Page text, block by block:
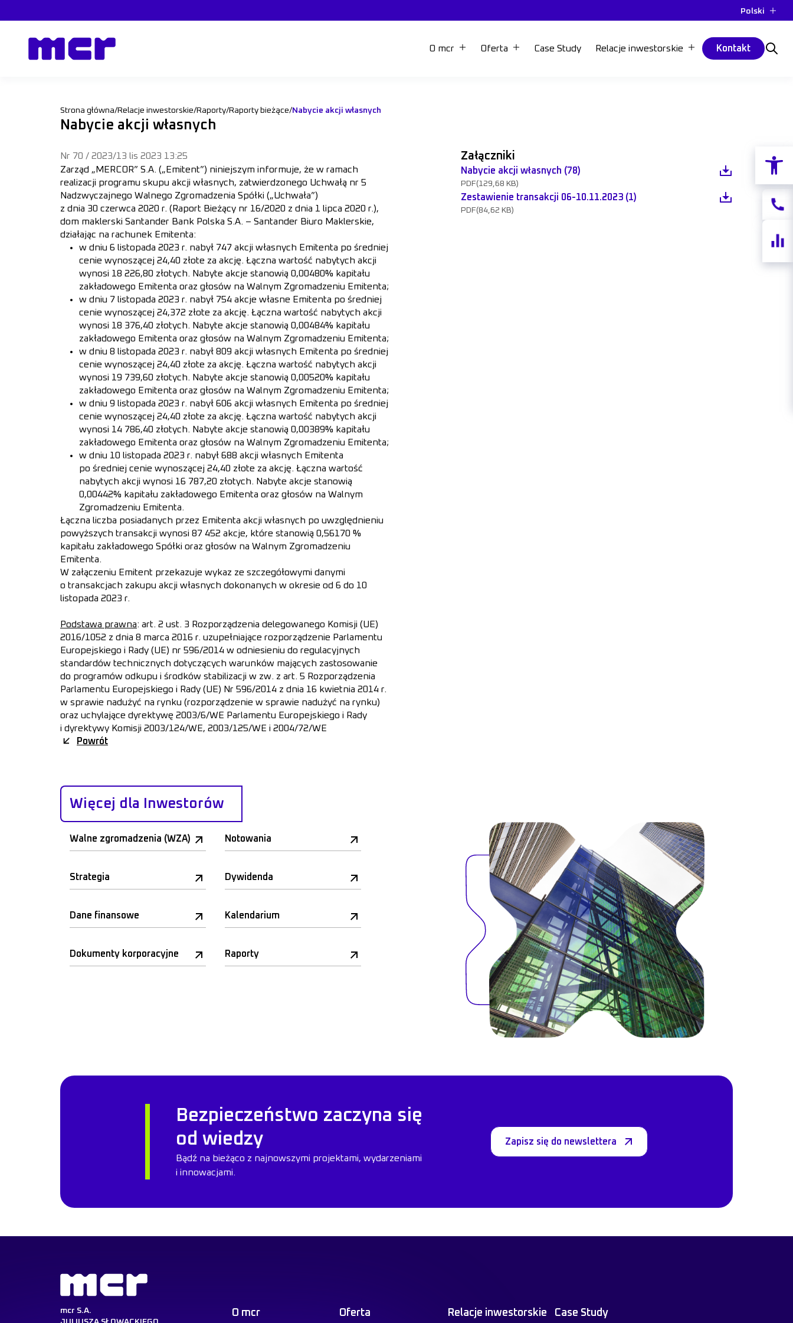
Otwórz
Polski
O mcr Oferta Case Study Relacje inwestorskie Kontakt
akcji
Strona główna/Relacje inwestorskie/Raporty/Raporty bieżące/Nabycie akcji własnych
Nabycie akcji własnych
Nr 70 / 2023/13 lis 2023 13:25
Zarząd „MERCOR” S.A. („Emitent”) niniejszym informuje, że w ramach
realizacji programu skupu akcji własnych, zatwierdzonego Uchwałą nr 5
Nadzwyczajnego Walnego Zgromadzenia Spółki („Uchwała”)
z dnia 30 czerwca 2020 r. (Raport Bieżący nr 16/2020 z dnia 1 lipca 2020 r.),
dom maklerski Santander Bank Polska S.A. – Santander Biuro Maklerskie,
działając na rachunek Emitenta:
w dniu 6 listopada 2023 r. nabył 747 akcji własnych Emitenta po średniej
cenie wynoszącej 24,40 złote za akcję. Łączna wartość nabytych akcji
wynosi 18 226,80 złotych. Nabyte akcje stanowią 0,00480% kapitału
zakładowego Emitenta oraz głosów na Walnym Zgromadzeniu Emitenta;
w dniu 7 listopada 2023 r. nabył 754 akcje własne Emitenta po średniej
cenie wynoszącej 24,372 złote za akcję. Łączna wartość nabytych akcji
wynosi 18 376,40 złotych. Nabyte akcje stanowią 0,00484% kapitału
zakładowego Emitenta oraz głosów na Walnym Zgromadzeniu Emitenta;
w dniu 8 listopada 2023 r. nabył 809 akcji własnych Emitenta po średniej
cenie wynoszącej 24,40 złote za akcję. Łączna wartość nabytych akcji
wynosi 19 739,60 złotych. Nabyte akcje stanowią 0,00520% kapitału
zakładowego Emitenta oraz głosów na Walnym Zgromadzeniu Emitenta;
w dniu 9 listopada 2023 r. nabył 606 akcji własnych Emitenta po średniej
cenie wynoszącej 24,40 złote za akcję. Łączna wartość nabytych akcji
wynosi 14 786,40 złotych. Nabyte akcje stanowią 0,00389% kapitału
zakładowego Emitenta oraz głosów na Walnym Zgromadzeniu Emitenta;
w dniu 10 listopada 2023 r. nabył 688 akcji własnych Emitenta
po średniej cenie wynoszącej 24,40 złote za akcję. Łączna wartość
nabytych akcji wynosi 16 787,20 złotych. Nabyte akcje stanowią
0,00442% kapitału zakładowego Emitenta oraz głosów na Walnym
Zgromadzeniu Emitenta.
Łączna liczba posiadanych przez Emitenta akcji własnych po uwzględnieniu
powyższych transakcji wynosi 87 452 akcje, które stanowią 0,56170 %
kapitału zakładowego Spółki oraz głosów na Walnym Zgromadzeniu
Emitenta.
W załączeniu Emitent przekazuje wykaz ze szczegółowymi danymi
o transakcjach zakupu akcji własnych dokonanych w okresie od 6 do 10
listopada 2023 r.
Podstawa prawna: art. 2 ust. 3 Rozporządzenia delegowanego Komisji (UE)
2016/1052 z dnia 8 marca 2016 r. uzupełniające rozporządzenie Parlamentu
Europejskiego i Rady (UE) nr 596/2014 w odniesieniu do regulacyjnych
standardów technicznych dotyczących warunków mających zastosowanie
do programów odkupu i środków stabilizacji w zw. z art. 5 Rozporządzenia
Parlamentu Europejskiego i Rady (UE) Nr 596/2014 z dnia 16 kwietnia 2014 r.
w sprawie nadużyć na rynku (rozporządzenie w sprawie nadużyć na rynku)
oraz uchylające dyrektywę 2003/6/WE Parlamentu Europejskiego i Rady
i dyrektywy Komisji 2003/124/WE, 2003/125/WE i 2004/72/WE
Powrót
Załączniki
Nabycie akcji własnych (78)
PDF(129,68 KB)
Zestawienie transakcji 06-10.11.2023 (1)
PDF(84,62 KB)
Więcej dla Inwestorów
Walne zgromadzenia (WZA) Notowania
Strategia Dywidenda
Dane finansowe Kalendarium
Dokumenty korporacyjne Raporty
Bezpieczeństwo zaczyna się
od wiedzy
Bądź na bieżąco z najnowszymi projektami, wydarzeniami
i innowacjami.
Zapisz się do newslettera
mcr S.A.
O mcr Oferta Relacje inwestorskie Case Study